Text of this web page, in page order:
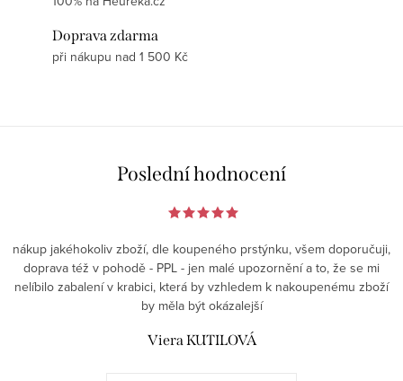
Doprava zdarma
při nákupu nad 1 500 Kč
Poslední hodnocení
nákup jakéhokoliv zboží, dle koupeného prstýnku, všem doporučuji,
doprava též v pohodě - PPL - jen malé upozornění a to, že se mi
nelíbilo zabalení v krabici, která by vzhledem k nakoupenému zboží
by měla být okázalejší
Viera KUTILOVÁ